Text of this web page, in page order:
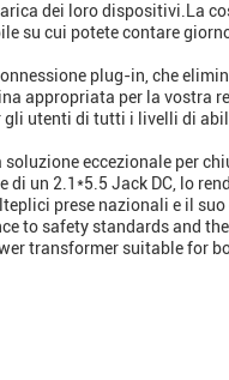
dei loro dispositivi.La
su cui potete contare
plug-in, che
appropriata per la vostra
utenti di tutti i livelli di
eccezionale per
un 2.1*5.5 Jack DC, lo
prese nazionali e il
to safety standards and
transformer suitable for